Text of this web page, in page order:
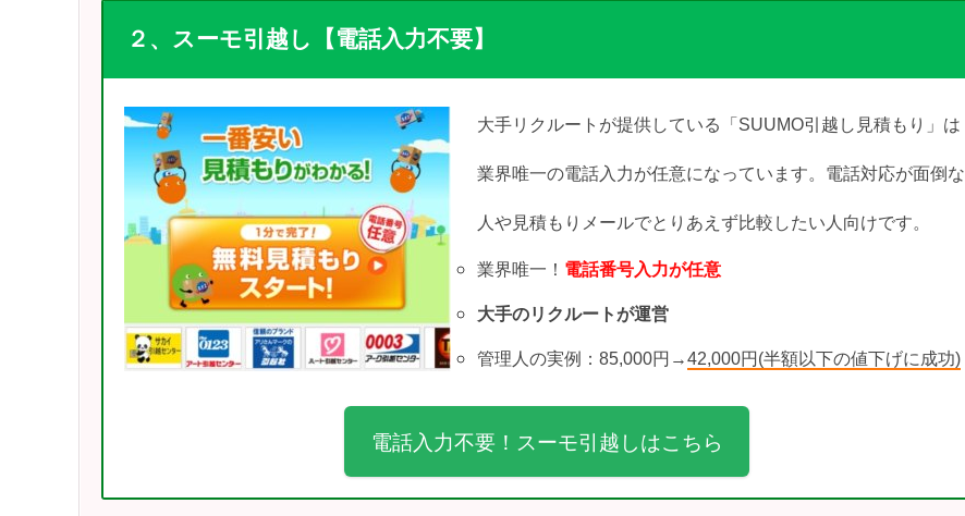
２、スーモ引越し【電話入力不要】
大手リクルートが提供している「SUUMO引越し見積もり」は
業界唯一の電話入力が任意になっています。電話対応が面倒な
人や見積もりメールでとりあえず比較したい人向けです。
業界唯一！ 電話番号入力が任意
大手のリクルートが運営
管理人の実例：85,000円→42,000円(半額以下の値下げに成功)
電話入力不要！スーモ引越しはこちら